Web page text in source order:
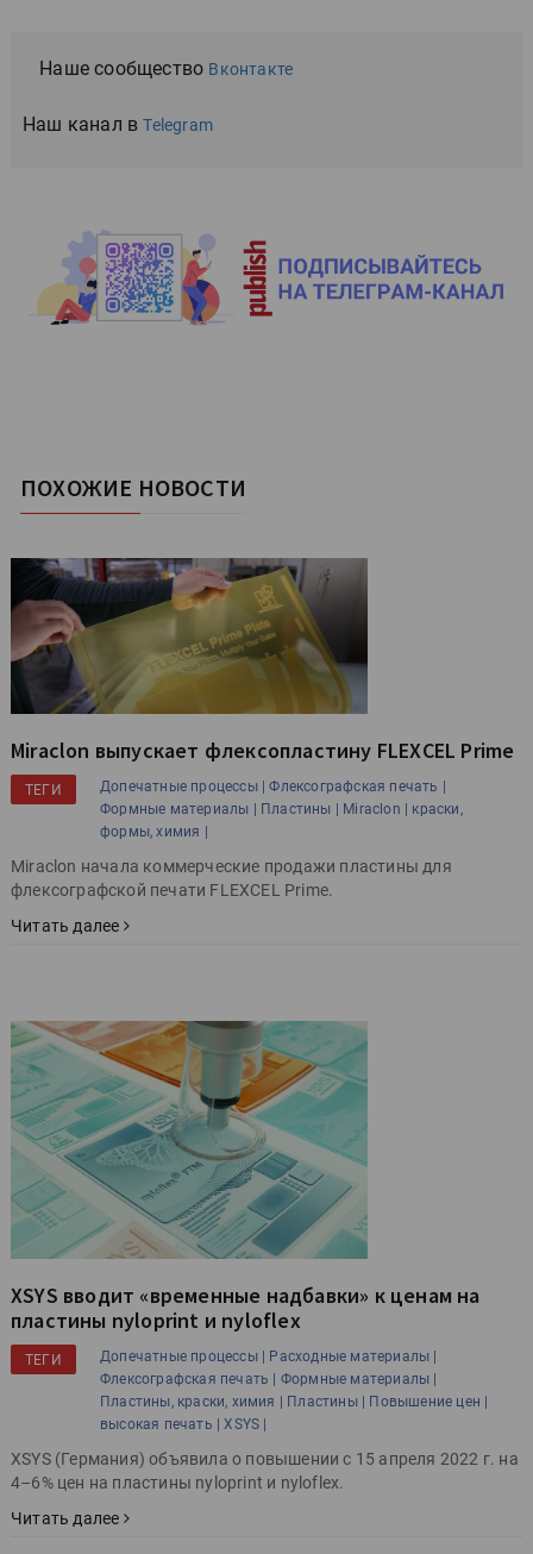
Наше сообщество Вконтакте
Наш канал вTelegram
ПОХОЖИЕ НОВОСТИ
Miraclon выпускает флексоплаcтину FLEXCEL Prime
ТЕГИ Допечатные процессы |
Флексографская печать |
Формные материалы |
Пластины | Miraclon |
краски,
формы, химия |
Miraclon начала коммерческие продажи пластины для
флексографской печати FLEXCEL Prime.
Читать далее
XSYS вводит «временные надбавки» к ценам на
пластины nyloprint и nyloflex
ТЕГИ Допечатные процессы | Расходные материалы |
Флексографская печать | Формные материалы |
Пластины, краски, химия | Пластины | Повышение цен |
высокая печать | XSYS |
XSYS (Германия) объявила о повышении с 15 апреля 2022 г. на
4–6% цен на пластины nyloprint и nyloflex.
Читать далее